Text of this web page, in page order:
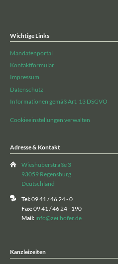
Wichtige Links
Mandatenportal
Kontaktformular
Impressum
Datenschutz
Informationen gemäß Art. 13 DSGVO
Cookieeinstellungen verwalten
Adresse & Kontakt
Wieshuberstraße 3
93059 Regensburg
Deutschland
Tel:09 41 / 46 24 - 0
Fax:09 41 / 46 24 - 190
Mail: info@zeilhofer.de
Kanzleizeiten